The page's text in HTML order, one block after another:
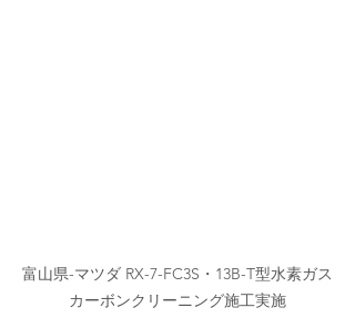
富山県-マツダ RX-7-FC3S・13B-T型水素ガス
カーボンクリーニング施工実施